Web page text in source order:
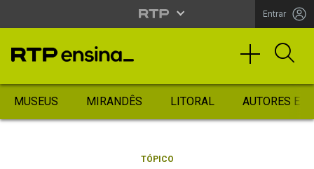
Entrar
MUSEUS MIRANDÊS LITORAL AUTORES
TÓPICO